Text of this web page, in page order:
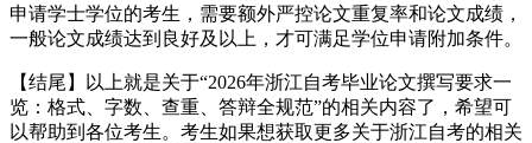
申请学士学位的考生，需要额外严控论文重复率和论文成绩，
一般论文成绩达到良好及以上，才可满足学位申请附加条件。
【结尾】以上就是关于“2026年浙江自考毕业论文撰写要求一
览：格式、字数、查重、答辩全规范”的相关内容了，希望可
以帮助到各位考生。考生如果想获取更多关于浙江自考的相关